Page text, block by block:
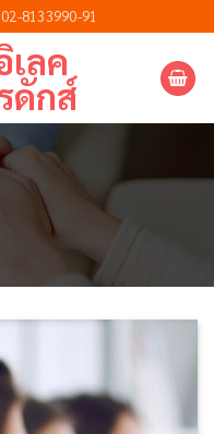
02-8133990-91